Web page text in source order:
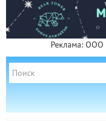
Реклама: